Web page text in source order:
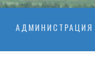
АДМИНИСТРАЦИЯ